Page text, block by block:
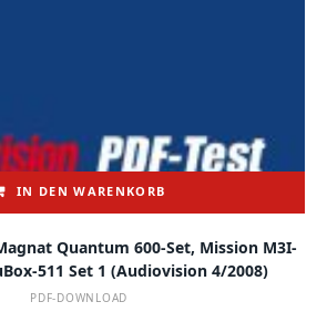
IN DEN WARENKORB
Quantum 600-Set, Mission M3I-
511 Set 1 (audiovision 4/2008)
PDF-DOWNLOAD